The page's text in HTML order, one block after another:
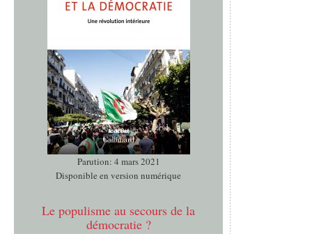
Parution: 4 mars 2021
Disponible en version numérique
Le populisme au secours de la
démocratie ?